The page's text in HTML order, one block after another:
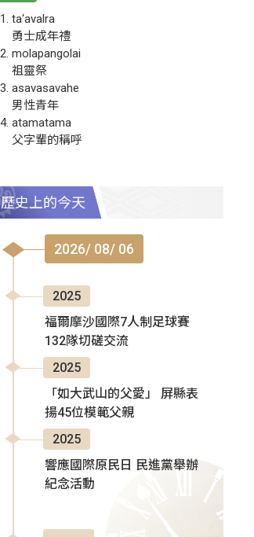
ta‘avalra
勇士成年禮
molapangolai
祖靈祭
asavasavahe
男性青年
atamatama
父字輩的稱呼
歷史上的今天
2026/ 08/ 06
2025
福爾摩沙國際7人制足球賽
132隊切磋交流
2025
「如大武山的父愛」 屏縣表
揚45位模範父親
2025
響應國際原民日 民進黨舉辦
紀念活動